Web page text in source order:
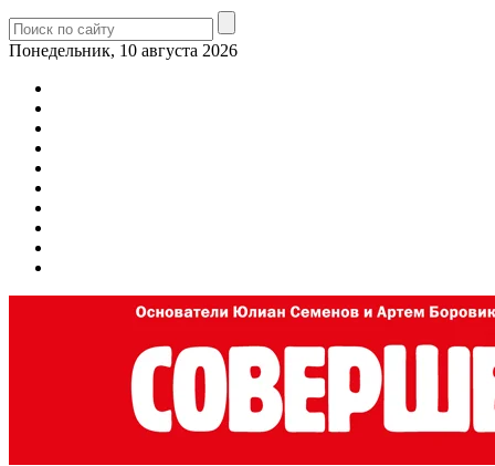
Понедельник, 10 августа 2026